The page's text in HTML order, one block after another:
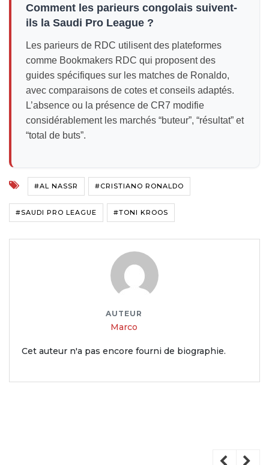
Comment les parieurs congolais suivent-
ils la Saudi Pro League ?
Les parieurs de RDC utilisent des plateformes
comme Bookmakers RDC qui proposent des
guides spécifiques sur les matches de Ronaldo,
avec comparaisons de cotes et conseils adaptés.
L’absence ou la présence de CR7 modifie
considérablement les marchés “buteur”, “résultat” et
“total de buts”.
#AL NASSR #CRISTIANO RONALDO
#SAUDI PRO LEAGUE #TONI KROOS
AUTEUR
Marco
Cet auteur n'a pas encore fourni de biographie.